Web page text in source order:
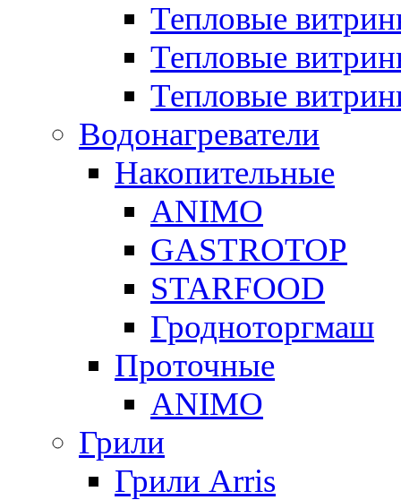
Тепловые
Тепловые
Тепловые
Водонагреватели
Накопительные
ANIMO
GASTROTOP
STARFOOD
Гродноторгмаш
Проточные
ANIMO
Грили
Грили Arris